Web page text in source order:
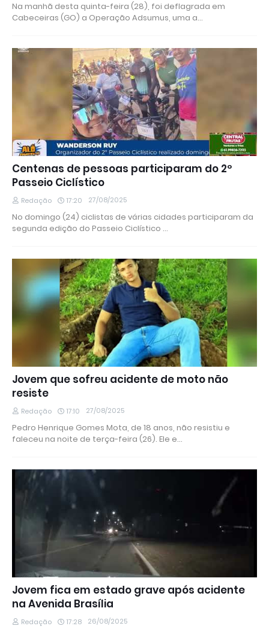
Na manhã desta quinta-feira (28), foi deflagrada em
Cabeceiras (GO) a Operação Adsumus, uma a…
Centenas de pessoas participaram do 2º
Passeio Ciclístico
Redação 17:20 27/08/2025
No domingo (24) ciclistas de várias cidades participaram da
segunda edição do Passeio Ciclístico …
Jovem que sofreu acidente de moto não
resiste
Redação 17:10 27/08/2025
Pedro Henrique Gomes Mota, de 18 anos, não resistiu e
faleceu na noite de terça-feira (26). Ele e…
Jovem fica em estado grave após acidente
na Avenida Brasília
Redação 17:28 26/08/2025